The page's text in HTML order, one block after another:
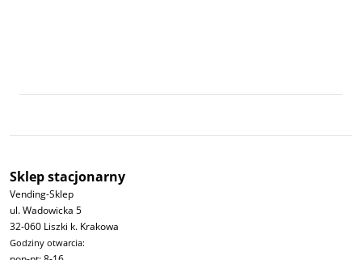
Sklep stacjonarny
Vending-Sklep
ul. Wadowicka 5
32-060 Liszki k. Krakowa
Godziny otwarcia: